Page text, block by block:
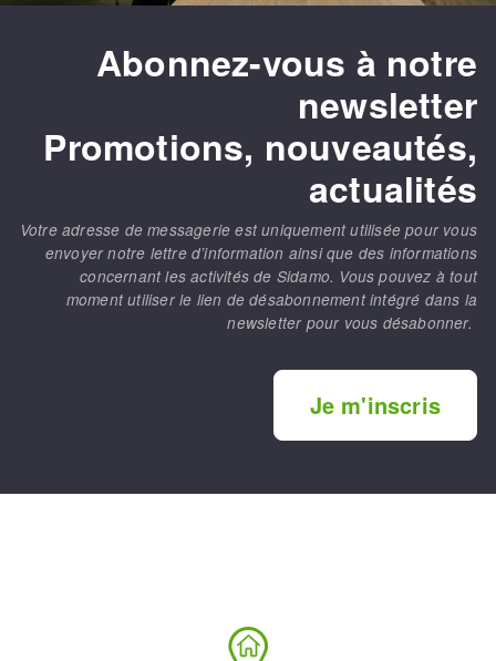
Abonnez-vous à notre
newsletter
Promotions, nouveautés,
actualités
Votre adresse de messagerie est uniquement utilisée pour vous
envoyer notre lettre d’information ainsi que des informations
concernant les activités de Sidamo. Vous pouvez à tout
moment utiliser le lien de désabonnement intégré dans la
newsletter pour vous désabonner.
Je m'inscris